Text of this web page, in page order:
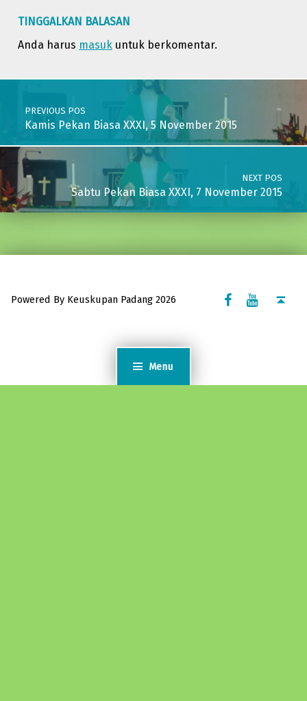
Menu
TINGGALKAN BALASAN
Anda harus masukuntuk berkomentar.
Post navigation
PREVIOUS POS
Kamis Pekan Biasa XXXI, 5 November 2015
NEXT POS
Sabtu Pekan Biasa XXXI, 7 November 2015
Powered By Keuskupan Padang 2026
Facebook KomsosYoutube Komsos